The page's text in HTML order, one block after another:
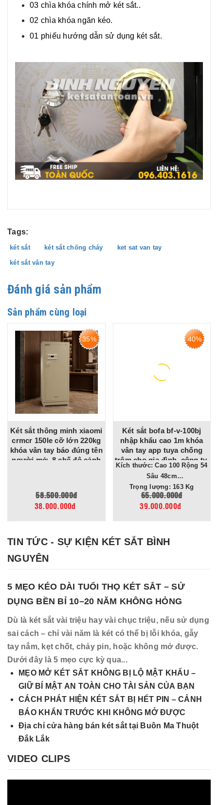
03 chìa khóa chính mở két sắt..
02 chìa khóa ngăn kéo.
01 phiếu hướng dẫn sử dụng két sắt.
Tags:
két sắt két sắt chống cháy ket sat van tay
két sắt vân tay
Đánh giá sản phẩm
Sản phẩm cùng loại
35%
Két sắt thông minh xiaomi
crmcr 150le cỡ lớn 220kg
khóa vân tay báo đúng tên
người mở, 8 chế độ cảnh
58.500.000đ
38.000.000đ
40%
Két sắt bofa bf-v-100bj
nhập khẩu cao 1m khóa
vân tay app tuya chống
trộm cho gia đình, công ty,
tiệm vàng
Kích thước: Cao 100 Rộng 54
Sâu 48cm
Trọng lượng: 163 Kg
65.000.000đ
39.000.000đ
TIN TỨC - SỰ KIỆN KÉT SẮT BÌNH
NGUYÊN
5 MẸO KÉO DÀI TUỔI THỌ KÉT SẮT – SỬ
DỤNG BỀN BỈ 10–20 NĂM KHÔNG HỎNG
Dù là két sắt vài triệu hay vài chục triệu, nếu sử dụng
sai cách – chỉ vài năm là két có thể bị lỗi khóa, gẫy
tay nắm, kẹt chốt, chảy pin, hoặc không mở được.
Dưới đây là 5 mẹo cực kỳ qua...
MẸO MỞ KÉT SẮT KHÔNG BỊ LỘ MẬT KHẨU –
GIỮ BÍ MẬT AN TOÀN CHO TÀI SẢN CỦA BẠN
CÁCH PHÁT HIỆN KÉT SẮT BỊ HẾT PIN – CẢNH
BÁO KHẨN TRƯỚC KHI KHÔNG MỞ ĐƯỢC
Địa chỉ cửa hàng bán két sắt tại Buôn Ma Thuột
Đắk Lắk
VIDEO CLIPS